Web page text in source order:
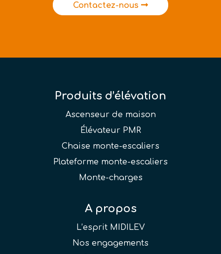
Contactez-nous
Produits d’élévation
Ascenseur de maison
Élévateur PMR
Chaise monte-escaliers
Plateforme monte-escaliers
Monte-charges
A propos
L’esprit MIDILEV
Nos engagements